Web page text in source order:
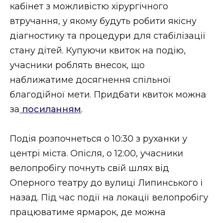
ВІДЕО
кабінет з можливістю хірургічного
втручання, у якому будуть робити якісну
діагностику та процедури для стабілізації
стану дітей. Купуючи квиток на подію,
учасники роблять внесок, що
наближатиме досягнення спільної
благодійної мети. Придбати квиток можна
за посиланням.
Подія розпочнеться о 10:30 з руханки у
центрі міста. Опісля, о 12:00, учасники
велопробігу почнуть свій шлях від
Оперного театру до вулиці Липинського і
назад. Під час події на локації велопробігу
працюватиме ярмарок, де можна